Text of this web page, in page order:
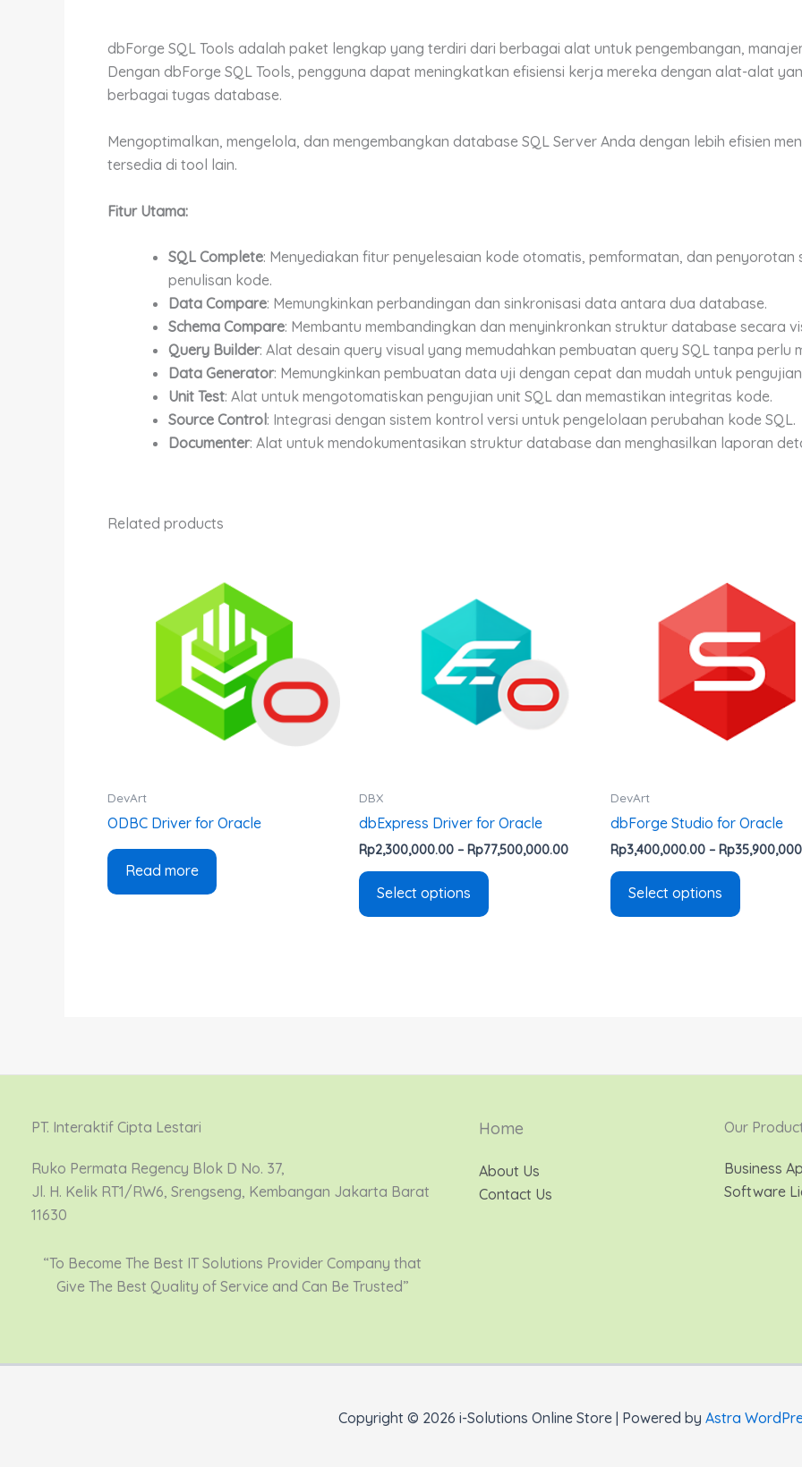
dbForge SQL Tools adalah paket lengkap yang terdiri dari berbagai alat untuk pengembangan,
Dengan dbForge SQL Tools, pengguna dapat meningkatkan efisiensi kerja mereka dengan alat-alat
berbagai tugas database.
Mengoptimalkan, mengelola, dan mengembangkan database SQL Server Anda dengan lebih efisien
tersedia di tool lain.
Fitur Utama:
SQL Complete: Menyediakan fitur penyelesaian kode otomatis, pemformatan, dan penyorotan
penulisan kode.
Data Compare: Memungkinkan perbandingan dan sinkronisasi data antara dua database.
Schema Compare: Membantu membandingkan dan menyinkronkan struktur database secara
Query Builder: Alat desain query visual yang memudahkan pembuatan query SQL tanpa perlu
Data Generator: Memungkinkan pembuatan data uji dengan cepat dan mudah untuk
Unit Test: Alat untuk mengotomatiskan pengujian unit SQL dan memastikan integritas kode.
Source Control: Integrasi dengan sistem kontrol versi untuk pengelolaan perubahan kode SQL.
Documenter: Alat untuk mendokumentasikan struktur database dan menghasilkan laporan
Related products
DevArt
ODBC Driver for Oracle
Read more
DBX
dbExpress Driver for Oracle
Rp2,300,000.00 – Rp77,500,000.00
Rp77,500,000.00
Select options
has
multiple
variants.
The
options
may
page
DevArt
dbForge Studio for Oracle
Rp3,400,000.00 – Rp
Select options
has
multiple
The
options
may
page
PT. Interaktif Cipta Lestari
Ruko Permata Regency Blok D No. 37,
Jl. H. Kelik RT1/RW6, Srengseng, Kembangan Jakarta Barat
11630
“To Become The Best IT Solutions Provider Company that
Give The Best Quality of Service and Can Be Trusted”
Home
About Us
Contact Us
Our
Business
Software
Copyright © 2026 i-Solutions Online Store | Powered by Astra